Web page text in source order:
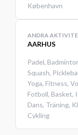
København
ANDRA
AARHUS
Padel,
Squash,
Yoga, Fitness,
Fotboll, Basket,
Dans, Träning,
Cykling